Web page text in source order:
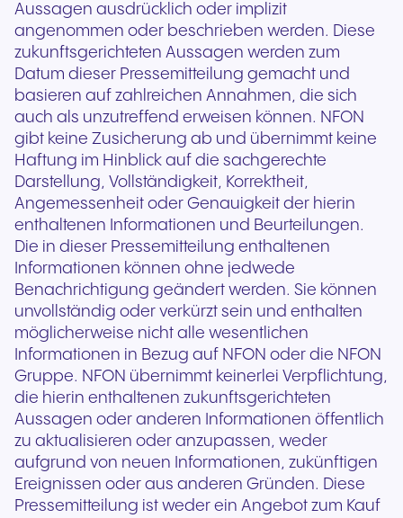
Aussagen ausdrücklich oder implizit
angenommen oder beschrieben werden. Diese
zukunftsgerichteten Aussagen werden zum
Datum dieser Pressemitteilung gemacht und
basieren auf zahlreichen Annahmen, die sich
auch als unzutreffend erweisen können. NFON
gibt keine Zusicherung ab und übernimmt keine
Haftung im Hinblick auf die sachgerechte
Darstellung, Vollständigkeit, Korrektheit,
Angemessenheit oder Genauigkeit der hierin
enthaltenen Informationen und Beurteilungen.
Die in dieser Pressemitteilung enthaltenen
Informationen können ohne jedwede
Benachrichtigung geändert werden. Sie können
unvollständig oder verkürzt sein und enthalten
möglicherweise nicht alle wesentlichen
Informationen in Bezug auf NFON oder die NFON
Gruppe. NFON übernimmt keinerlei Verpflichtung,
die hierin enthaltenen zukunftsgerichteten
Aussagen oder anderen Informationen öffentlich
zu aktualisieren oder anzupassen, weder
aufgrund von neuen Informationen, zukünftigen
Ereignissen oder aus anderen Gründen. Diese
Pressemitteilung ist weder ein Angebot zum Kauf